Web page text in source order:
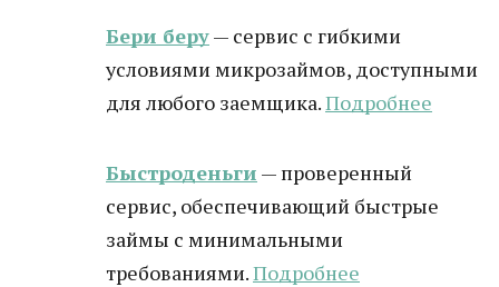
Бери беру— сервис с гибкими
условиями микрозаймов, доступными
для любого заемщика.Подробнее
Быстроденьги — проверенный
сервис, обеспечивающий быстрые
займы с минимальными
требованиями.Подробнее